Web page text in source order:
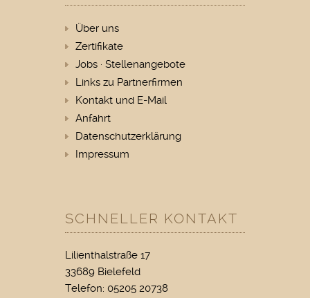
Über uns
Zertifikate
Jobs · Stellenangebote
Links zu Partnerfirmen
Kontakt und E-Mail
Anfahrt
Datenschutzerklärung
Impressum
SCHNELLER KONTAKT
Lilienthalstraße 17
33689 Bielefeld
Telefon: 05205 20738